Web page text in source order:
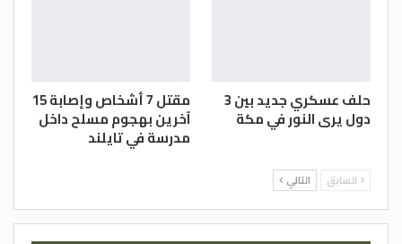
حلف عسكري جديد بين 3
دول يرى النور في مكة
مقتل 7 أشخاص وإصابة 15
آخرين بهجوم مسلح داخل
مدرسة في تايلند
السابق التالي